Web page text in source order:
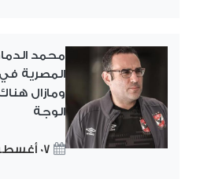
محمد
المصرية في
ومازال
الوجة
07 أغسطس 2024